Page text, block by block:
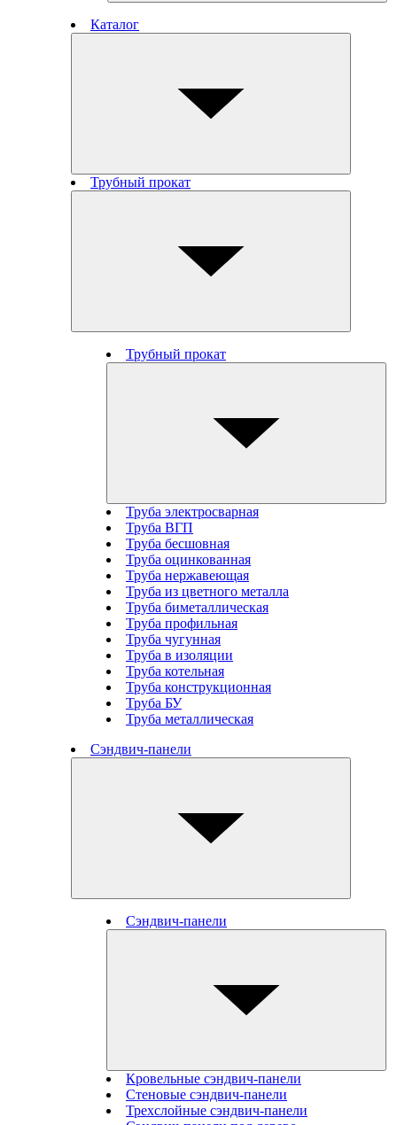
Каталог
Трубный прокат
Трубный прокат
Труба электросварная
Труба ВГП
Труба бесшовная
Труба оцинкованная
Труба нержавеющая
Труба из цветного металла
Труба биметаллическая
Труба профильная
Труба чугунная
Труба в изоляции
Труба котельная
Труба конструкционная
Труба БУ
Труба металлическая
Сэндвич-панели
Сэндвич-панели
Кровельные сэндвич-панели
Стеновые cэндвич-панели
Трехслойные сэндвич-панели